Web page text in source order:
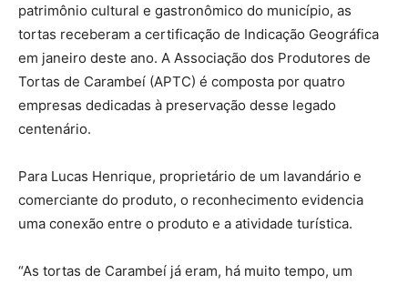
patrimônio cultural e gastronômico do município, as
tortas receberam a certificação de Indicação Geográfica
em janeiro deste ano. A Associação dos Produtores de
Tortas de Carambeí (APTC) é composta por quatro
empresas dedicadas à preservação desse legado
centenário.
Para Lucas Henrique, proprietário de um lavandário e
comerciante do produto, o reconhecimento evidencia
uma conexão entre o produto e a atividade turística.
“As tortas de Carambeí já eram, há muito tempo, um